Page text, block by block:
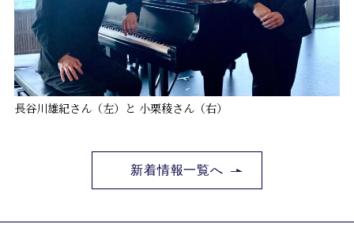
長谷川雄紀さん（左）と 小栗稜さん（右）
新着情報一覧へ